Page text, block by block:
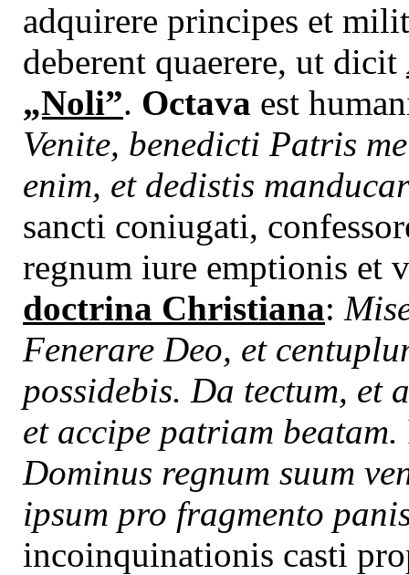
adquirere principes et
deberent quaerere, ut dicit
„Noli”. Octava est
Venite, benedicti Patris
enim, et dedistis
sancti coniugati,
regnum iure emptionis et
doctrina Christiana:
Fenerare Deo, et
possidebis. Da tectum, et
et accipe patriam beatam.
Dominus regnum suum
ipsum pro fragmento
incoinquinationis casti